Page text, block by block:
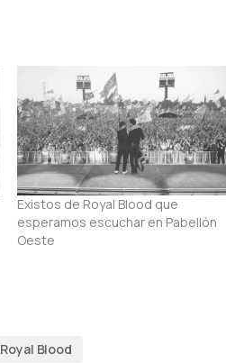
Existos de Royal Blood que
esperamos escuchar en Pabellón
Oeste
Royal Blood